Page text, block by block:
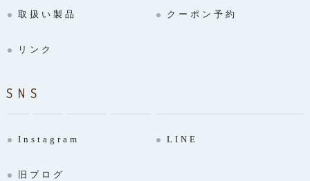
取扱い製品 クーポン予約
リンク
SNS
Instagram LINE
旧ブログ